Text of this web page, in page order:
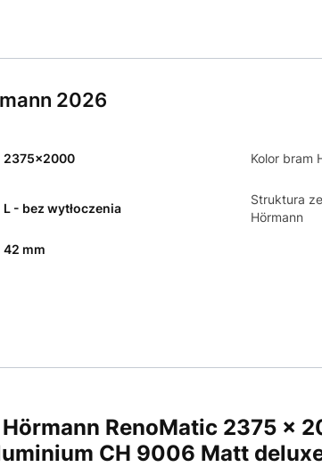
2026
2375x2000 Kolor bram
L - bez wytłoczenia
Struktura
Hörmann
42 mm
RenoMatic 2375 ×
CH 9006 Matt